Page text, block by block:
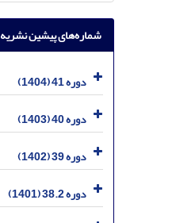
شماره‌های پیشین نشریه
دوره 41 (1404)
دوره 40 (1403)
دوره 39 (1402)
دوره 38.2 (1401)